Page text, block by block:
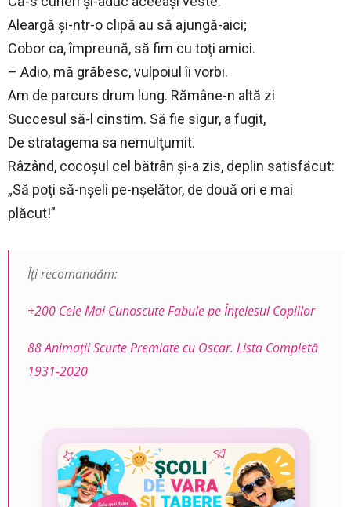
Aleargă şi-ntr-o clipă au să ajungă-aici;
Cobor ca, împreună, să fim cu toţi amici.
– Adio, mă grăbesc, vulpoiul îi vorbi.
Am de parcurs drum lung. Rămâne-n altă zi
Succesul să-l cinstim. Să fie sigur, a fugit,
De stratagema sa nemulţumit.
Râzând, cocoşul cel bătrân şi-a zis, deplin satisfăcut:
„Să poţi să-nşeli pe-nşelător, de două ori e mai
plăcut!”
Îți recomandăm:
+200 Cele Mai Cunoscute Fabule pe Înţelesul Copiilor
88 Animaţii Scurte Premiate cu Oscar. Lista Completă
1931-2020